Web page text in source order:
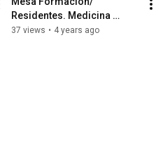
Residentes. Medicina
Preventiva al descubierto.
37 views • 4 years ago